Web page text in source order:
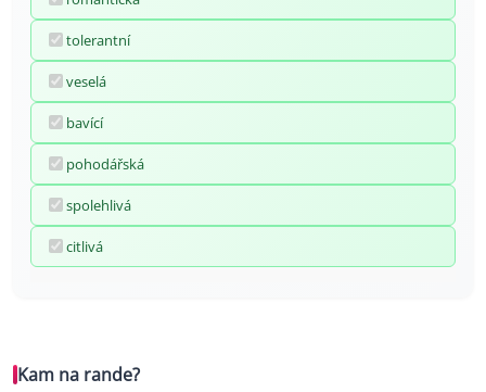
tolerantní
veselá
bavící
pohodářská
spolehlivá
citlivá
Kam na rande?